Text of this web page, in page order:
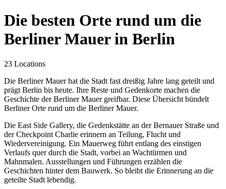
Die besten Orte rund um die
Berliner Mauer in Berlin
23 Locations
Die Berliner Mauer hat die Stadt fast dreißig Jahre lang geteilt und
prägt Berlin bis heute. Ihre Reste und Gedenkorte machen die
Geschichte der Berliner Mauer greifbar. Diese Übersicht bündelt
Berliner Orte rund um die Berliner Mauer.
Die East Side Gallery, die Gedenkstätte an der Bernauer Straße und
der Checkpoint Charlie erinnern an Teilung, Flucht und
Wiedervereinigung. Ein Mauerweg führt entlang des einstigen
Verlaufs quer durch die Stadt, vorbei an Wachtürmen und
Mahnmalen. Ausstellungen und Führungen erzählen die
Geschichten hinter dem Bauwerk. So bleibt die Erinnerung an die
geteilte Stadt lebendig.